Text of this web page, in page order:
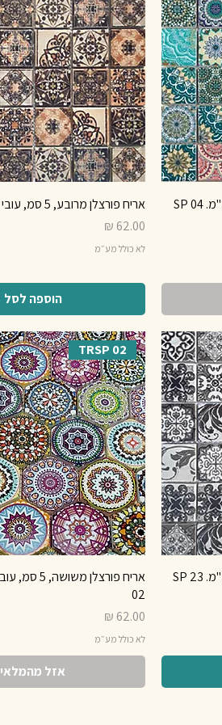
אריח פורצלן מרובע, 5 סמ, עובי 7 מ"מ. SP 22
מחיר
לא כולל מע״מ
הוספה לסל
TRSP 02
02
מחיר
לא כולל מע״מ
אזל מהמלאי